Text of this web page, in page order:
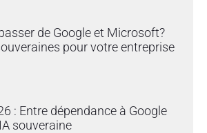
de Google et Microsoft?
pour votre entreprise
: Entre dépendance à Google
souveraine